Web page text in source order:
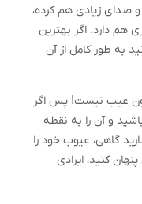
و صدای زیادی هم کرده،
هم دارد. اگر بهترین
به طور کامل از آن
عیب نیست! پس اگر
و آن را به نقطه
گاهی، عیوب خود را
کنید، ایرادی